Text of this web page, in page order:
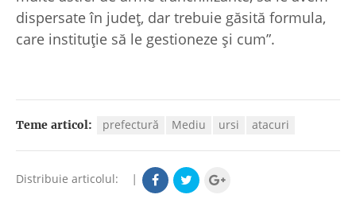
dispersate în județ, dar trebuie găsită formula,
care instituție să le gestioneze și cum”.
Teme articol: prefectură Mediu ursi atacuri
Distribuie articolul: |